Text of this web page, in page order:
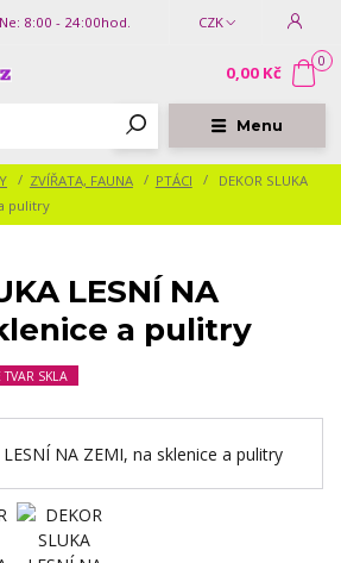
Menu
CZK
8:00 - 24:00hod.
0
0,00 Kč
ZVÍŘATA, FAUNA PTÁCI
DEKOR SLUKA
pulitry
LESNÍ NA
a pulitry
SKLA